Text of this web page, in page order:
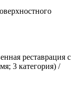
реставрация с
3 категория) /